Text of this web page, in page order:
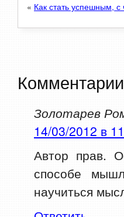
« Как стать успешным, с
Золотарев
14/03/2012 в
Автор прав.
способе
научиться